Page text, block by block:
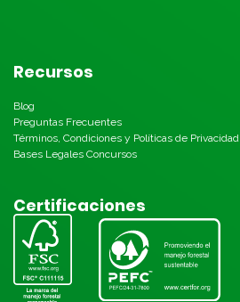
Recursos
Blog
Preguntas Frecuentes
Términos, Condiciones y Políticas de Privacidad
Bases Legales Concursos
Certificaciones